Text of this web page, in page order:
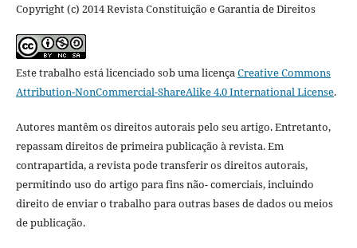
Copyright (c) 2014 Revista Constituição e Garantia de Direitos
Este trabalho está licenciado sob uma licença Creative Commons
Attribution-NonCommercial-ShareAlike 4.0 International License.
Autores mantêm os direitos autorais pelo seu artigo. Entretanto,
repassam direitos de primeira publicação à revista. Em
contrapartida, a revista pode transferir os direitos autorais,
permitindo uso do artigo para fins não- comerciais, incluindo
direito de enviar o trabalho para outras bases de dados ou meios
de publicação.